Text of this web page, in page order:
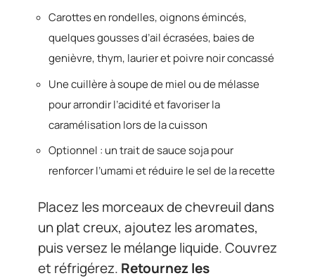
Carottes en rondelles, oignons émincés,
quelques gousses d’ail écrasées, baies de
genièvre, thym, laurier et poivre noir concassé
Une cuillère à soupe de miel ou de mélasse
pour arrondir l’acidité et favoriser la
caramélisation lors de la cuisson
Optionnel : un trait de sauce soja pour
renforcer l’umami et réduire le sel de la recette
Placez les morceaux de chevreuil dans
un plat creux, ajoutez les aromates,
puis versez le mélange liquide. Couvrez
et réfrigérez. Retournez les